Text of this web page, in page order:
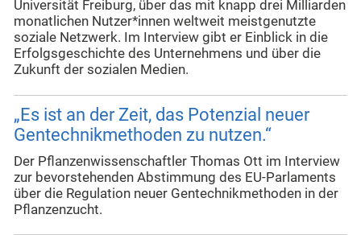
Universität Freiburg, über das mit knapp drei Milliarden
monatlichen Nutzer*innen weltweit meistgenutzte
soziale Netzwerk. Im Interview gibt er Einblick in die
Erfolgsgeschichte des Unternehmens und über die
Zukunft der sozialen Medien.
„Es ist an der Zeit, das Potenzial neuer
Gentechnikmethoden zu nutzen.“
Der Pflanzenwissenschaftler Thomas Ott im Interview
zur bevorstehenden Abstimmung des EU-Parlaments
über die Regulation neuer Gentechnikmethoden in der
Pflanzenzucht.